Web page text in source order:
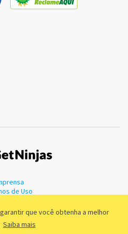
que você obtenha a melhor
Saiba mais
de Uso